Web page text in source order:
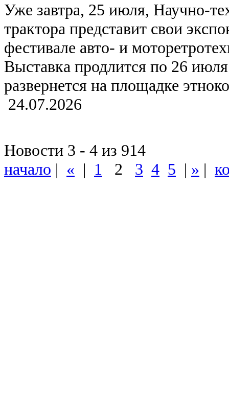
Уже завтра, 25 июля, Научно-
трактора представит свои
фестивале авто- и
Выставка продлится по 26
развернется на площадке
24.07.2026
Новости 3 - 4 из 914
начало | « | 1 2 3 4 5 | » |